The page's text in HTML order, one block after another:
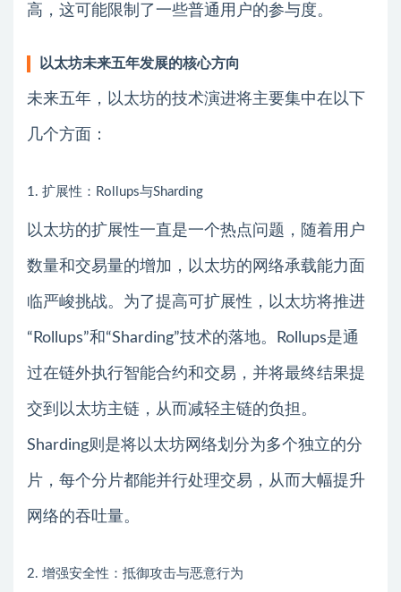
高，这可能限制了一些普通用户的参与度。
以太坊未来五年发展的核心方向
未来五年，以太坊的技术演进将主要集中在以下
几个方面：
1. 扩展性：Rollups与Sharding
以太坊的扩展性一直是一个热点问题，随着用户
数量和交易量的增加，以太坊的网络承载能力面
临严峻挑战。为了提高可扩展性，以太坊将推进
“Rollups”和“Sharding”技术的落地。Rollups是通
过在链外执行智能合约和交易，并将最终结果提
交到以太坊主链，从而减轻主链的负担。
Sharding则是将以太坊网络划分为多个独立的分
片，每个分片都能并行处理交易，从而大幅提升
网络的吞吐量。
2. 增强安全性：抵御攻击与恶意行为